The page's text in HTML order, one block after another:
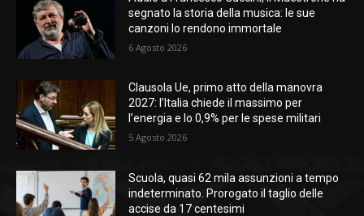
segnato la storia della musica: le sue
canzoni lo rendono immortale
6 Agosto 2026
Clausola Ue, primo atto della manovra
2027: l’Italia chiede il massimo per
l’energia e lo 0,9% per le spese militari
5 Agosto 2026
Scuola, quasi 62 mila assunzioni a tempo
indeterminato. Prorogato il taglio delle
accise da 17 centesimi